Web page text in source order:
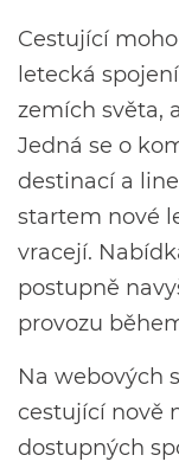
Cestující
letecká
zemích světa,
Jedná se o
destinací a
startem nové
vracejí.
postupně
provozu
Na webových
cestující nově
dostupných